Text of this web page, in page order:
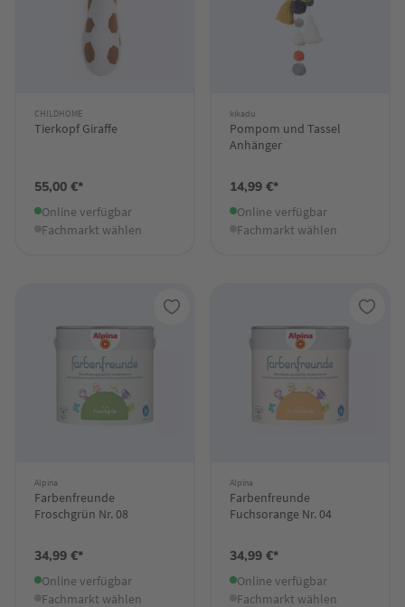
CHILDHOME
Tierkopf Giraffe
55,00 €*
Online verfügbar
Fachmarkt wählen
kikadu
Pompom und Tassel
Anhänger
14,99 €*
Online verfügbar
Fachmarkt wählen
Alpina
Farbenfreunde
Froschgrün Nr. 08
34,99 €*
Online verfügbar
Fachmarkt wählen
Alpina
Farbenfreunde
Fuchsorange Nr. 04
34,99 €*
Online verfügbar
Fachmarkt wählen